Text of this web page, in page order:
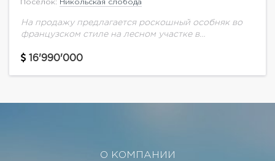
Посёлок: Никольская слобода
На продажу предлагается роскошный особняк во
французском стиле на лесном участке в
слобода. В доме выполнен дизайнерский ремонт, в
16'990'000
О КОМПАНИИ